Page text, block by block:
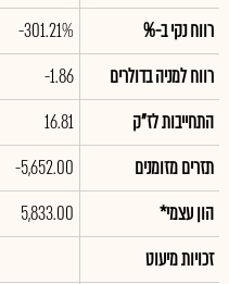
רווח נקי ב-%
-301.21%
רווח למניה בדולרים
-1.86
התחייבות לז"ק
16.81
תזרים מזומנים
-5,652.00
הון עצמי*
5,833.00
זכויות מיעוט